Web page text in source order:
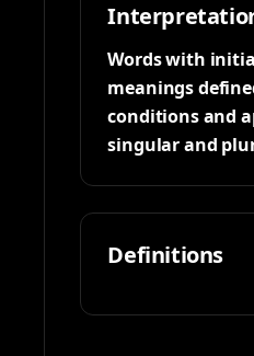
Words with
meanings
conditions and
singular and
Definitions